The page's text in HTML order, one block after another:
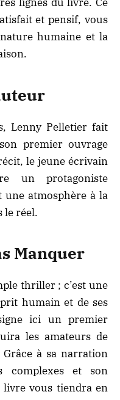
et pensif, vous
humaine et la
Lenny Pelletier fait
premier ouvrage
le jeune écrivain
un protagoniste
atmosphère à la
le réel.
Manquer
thriller ; c’est une
humain et de ses
ici un premier
les amateurs de
Grâce à sa narration
complexes et son
livre vous tiendra en